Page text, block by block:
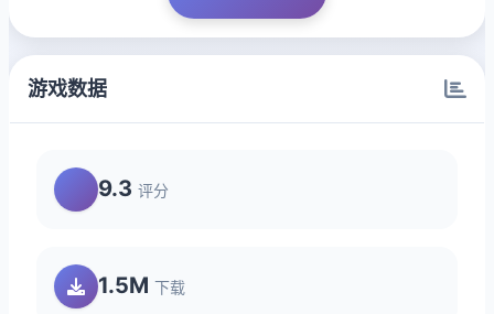
游戏数据
9.3 评分
1.5M 下载